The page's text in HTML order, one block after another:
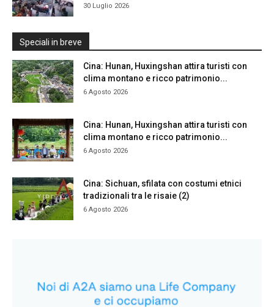
30 Luglio 2026
Speciali in breve
Cina: Hunan, Huxingshan attira turisti con
clima montano e ricco patrimonio...
6 Agosto 2026
Cina: Hunan, Huxingshan attira turisti con
clima montano e ricco patrimonio...
6 Agosto 2026
Cina: Sichuan, sfilata con costumi etnici
tradizionali tra le risaie (2)
6 Agosto 2026